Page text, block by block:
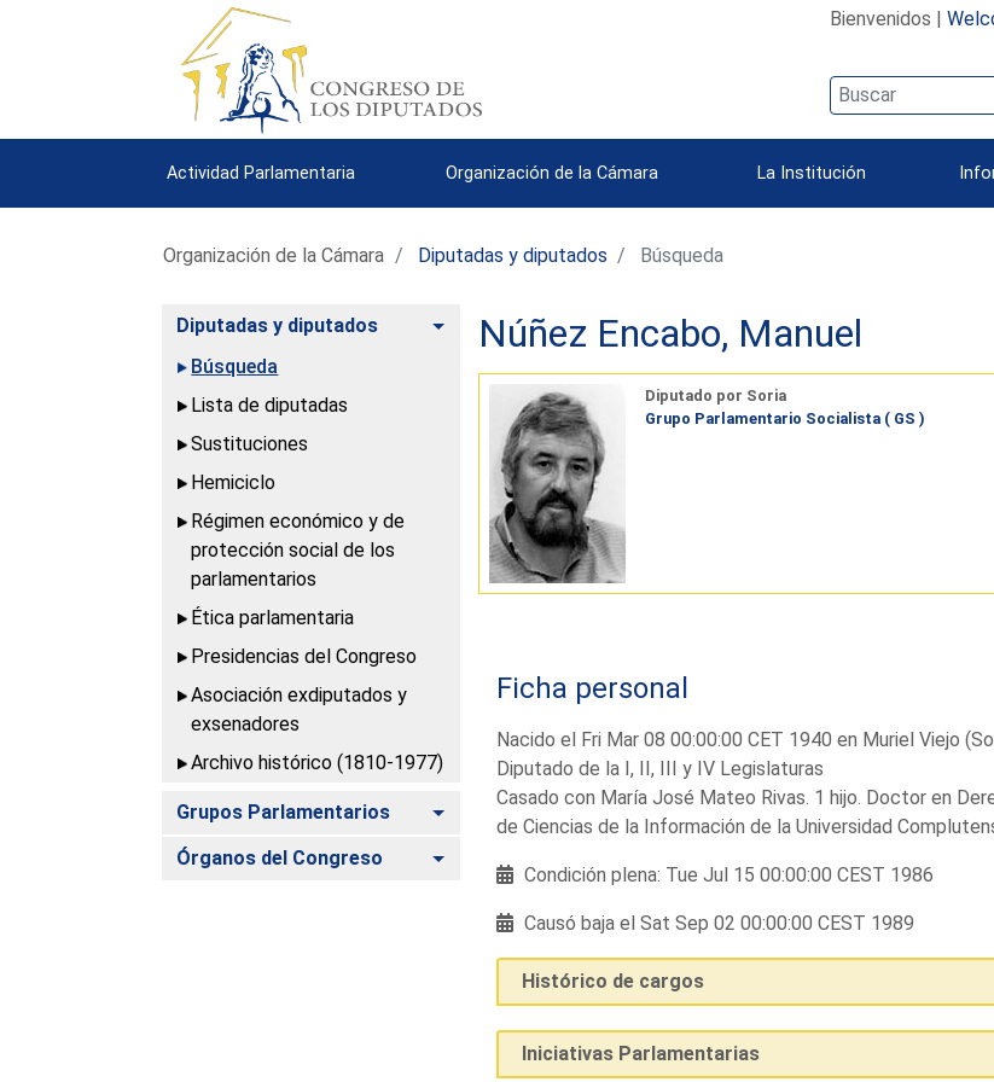
Bienvenidos |
Actividad Parlamentaria Organización de la Cámara La Institución
Organización de la Cámara Diputadas y diputados Búsqueda
Diputadas y diputados
Alternar
Búsqueda
Lista de diputadas
Sustituciones
Hemiciclo
Régimen económico y de
protección social de los
parlamentarios
Ética parlamentaria
Presidencias del Congreso
Asociación exdiputados y
exsenadores
Archivo histórico (1810-1977)
Grupos Parlamentarios Alternar
Órganos del Congreso Alternar
Núñez Encabo, Manuel
Diputado por Soria
Grupo Parlamentario Socialista ( GS )
Ficha personal
Nacido el Fri Mar 08 00:00:00 CET 1940 en Muriel Viejo
Diputado de la I, II, III y IV Legislaturas
Casado con María José Mateo Rivas. 1 hijo. Doctor en
de Ciencias de la Información de la Universidad
Condición plena: Tue Jul 15 00:00:00 CEST 1986
Causó baja el Sat Sep 02 00:00:00 CEST 1989
Histórico de cargos
Iniciativas Parlamentarias